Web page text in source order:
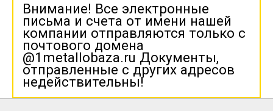
Внимание! Все электронные
письма и счета от имени нашей
компании отправляются только с
почтового домена
@1metallobaza.ru Документы,
отправленные с других адресов
недействительны!